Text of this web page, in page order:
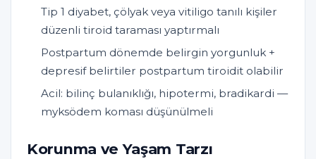
Tip 1 diyabet, çölyak veya vitiligo tanılı kişiler
düzenli tiroid taraması yaptırmalı
Postpartum dönemde belirgin yorgunluk +
depresif belirtiler postpartum tiroidit olabilir
Acil: bilinç bulanıklığı, hipotermi, bradikardi —
myksödem koması düşünülmeli
Korunma ve Yaşam Tarzı